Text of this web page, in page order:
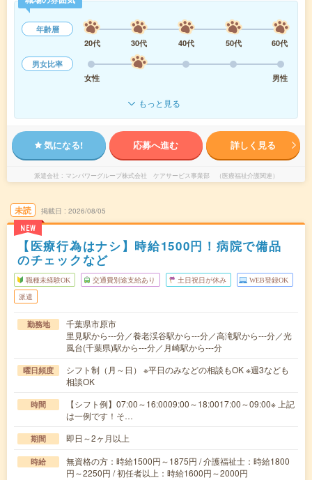
年齢層
20代
30代 40代 50代
60代
男女比率
女性
男性
もっと見る
気になる! 応募へ進む 詳しく見る
派遣会社 マンパワーグループ株式会社 ケアサービス事業部 （医療福祉介護関連）
未読
NEW
掲載日 2026/08/05
【医療行為はナシ】時給1500円！病院で備品
のチェックなど
職種未経験OK 交通費別途支給あり 土日祝日が休み WEB登録OK
派遣
勤務地
千葉県市原市
里見駅から---分／養老渓谷駅から---分／高滝駅から---分／光
風台(千葉県)駅から---分／月崎駅から---分
曜日頻度
シフト制（月～日） ※平日のみなどの相談もOK ※週3なども
相談OK
時間
【シフト例】07:00～16:0009:00～18:0017:00～09:00※ 上記
は一例です！そ…
期間 即日～2ヶ月以上
時給
無資格の方：時給1500円～1875円 / 介護福祉士：時給1800
円～2250円 / 初任者以上：時給1600円～2000円